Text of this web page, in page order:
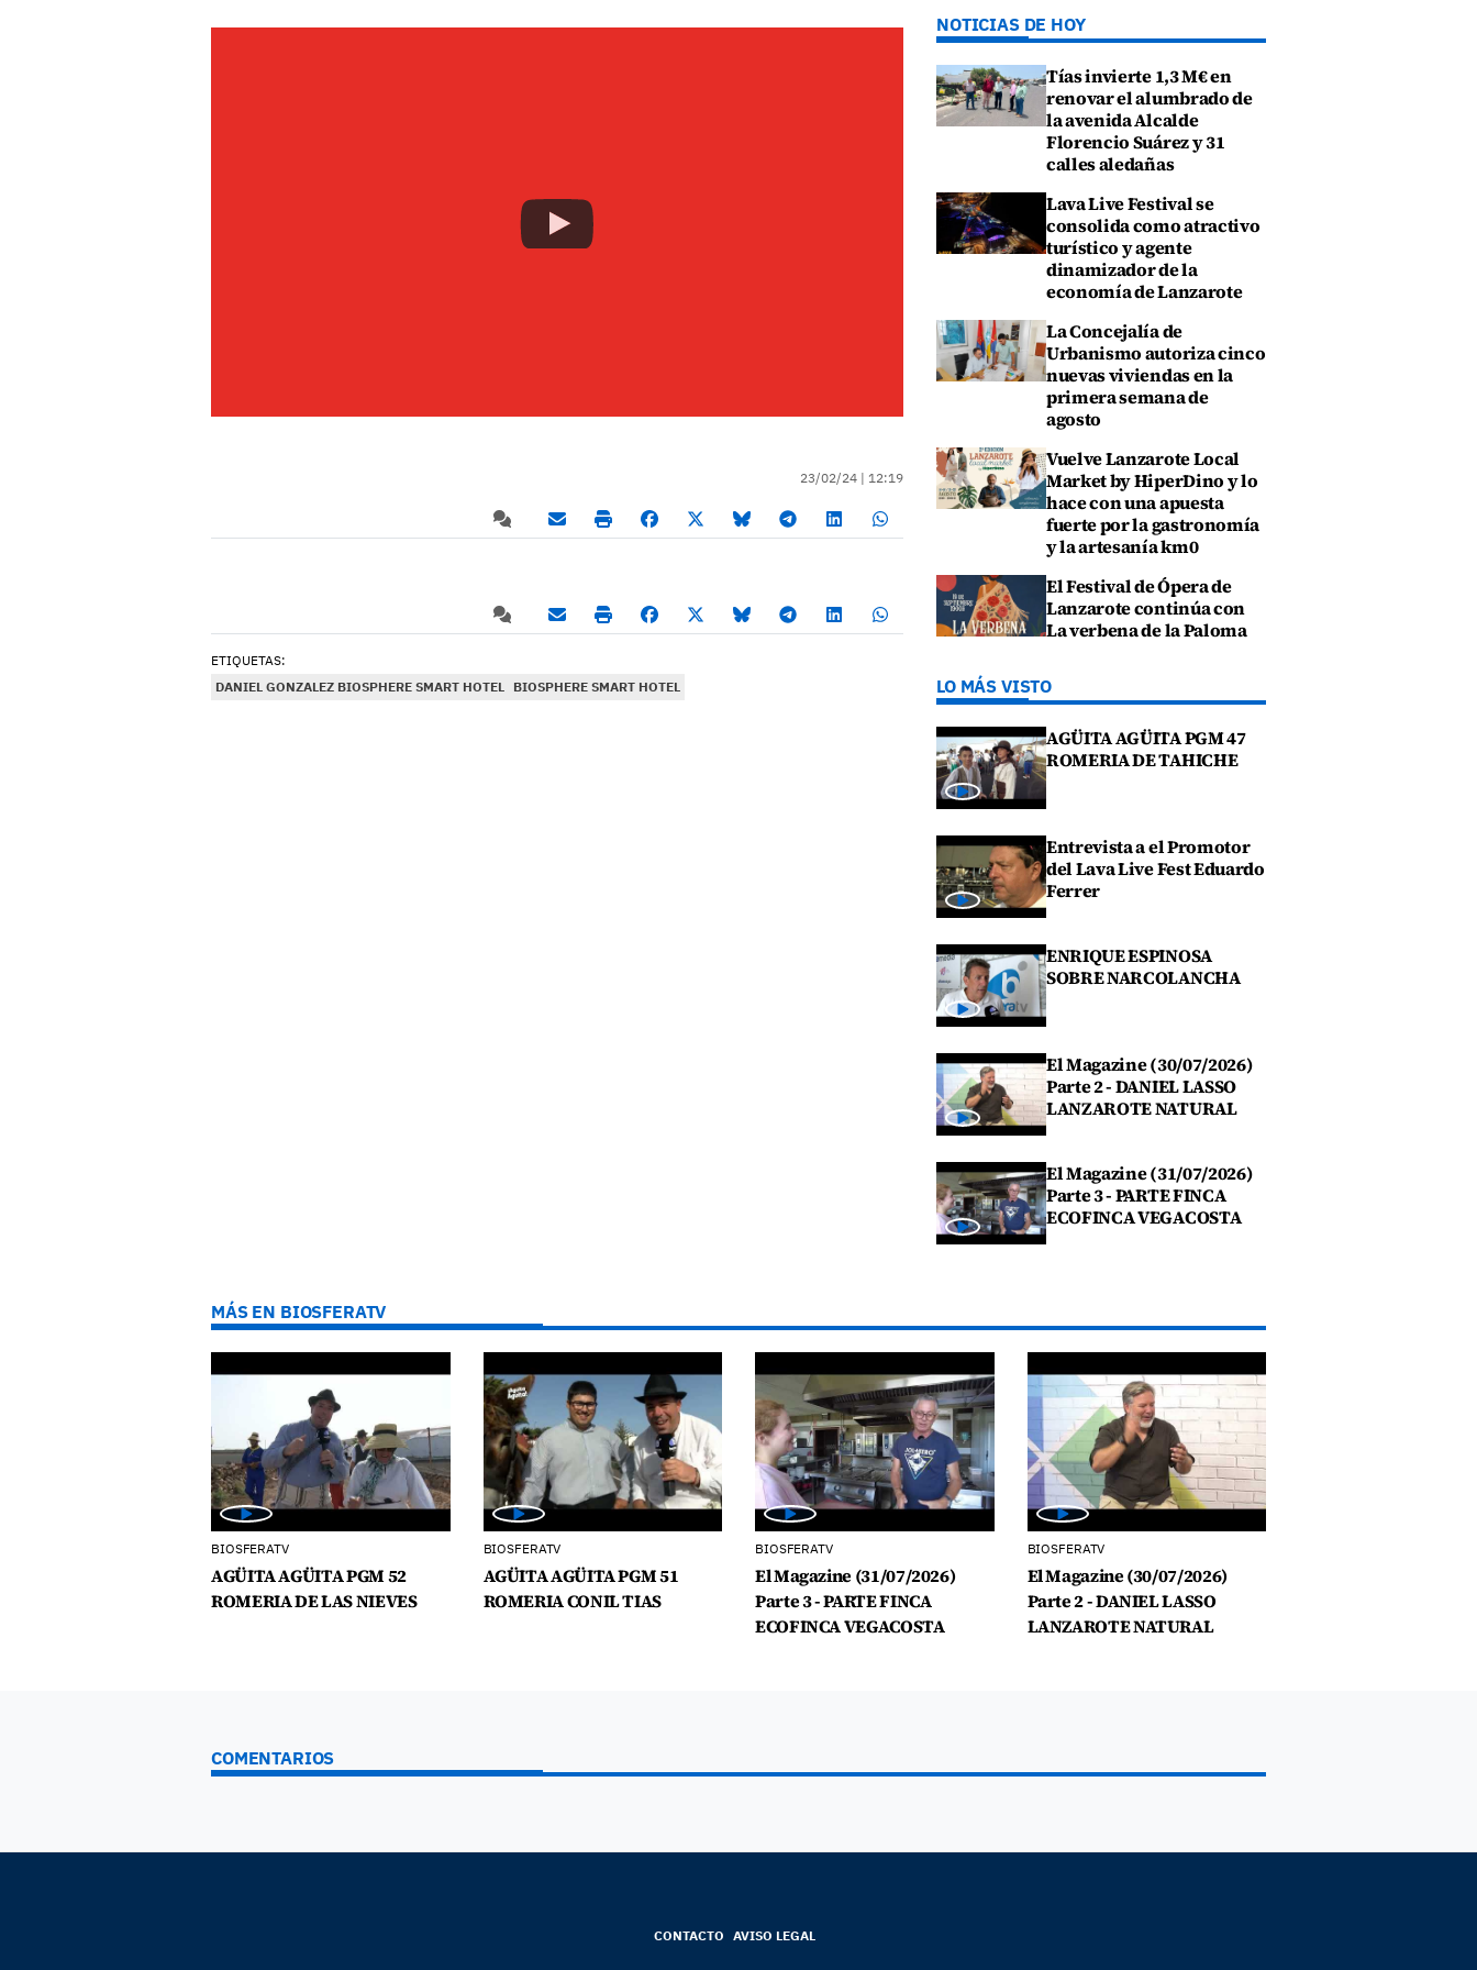
23/02/24 | 12:19
ETIQUETAS:
DANIEL GONZALEZ BIOSPHERE SMART HOTEL BIOSPHERE SMART HOTEL
NOTICIAS DE HOY
Tías invierte 1,3 M€ en
renovar el alumbrado de
la avenida Alcalde
Florencio Suárez y 31
calles aledañas
Lava Live Festival se
consolida como atractivo
turístico y agente
dinamizador de la
economía de Lanzarote
La Concejalía de
Urbanismo autoriza cinco
nuevas viviendas en la
primera semana de
agosto
Vuelve Lanzarote Local
Market by HiperDino y lo
hace con una apuesta
fuerte por la gastronomía
y la artesanía km0
El Festival de Ópera de
Lanzarote continúa con
La verbena de la Paloma
LO MÁS VISTO
AGÜITA AGÜITA PGM 47
ROMERIA DE TAHICHE
Entrevista a el Promotor
del Lava Live Fest Eduardo
Ferrer
ENRIQUE ESPINOSA
SOBRE NARCOLANCHA
El Magazine (30/07/2026)
Parte 2 - DANIEL LASSO
LANZAROTE NATURAL
El Magazine (31/07/2026)
Parte 3 - PARTE FINCA
ECOFINCA VEGACOSTA
MÁS EN BIOSFERATV
BIOSFERATV
AGÜITA AGÜITA PGM 52
ROMERIA DE LAS NIEVES
BIOSFERATV
AGÜITA AGÜITA PGM 51
ROMERIA CONIL TIAS
BIOSFERATV
El Magazine (31/07/2026)
Parte 3 - PARTE FINCA
ECOFINCA VEGACOSTA
BIOSFERATV
El Magazine (30/07/2026)
Parte 2 - DANIEL LASSO
LANZAROTE NATURAL
COMENTARIOS
CONTACTO AVISO LEGAL